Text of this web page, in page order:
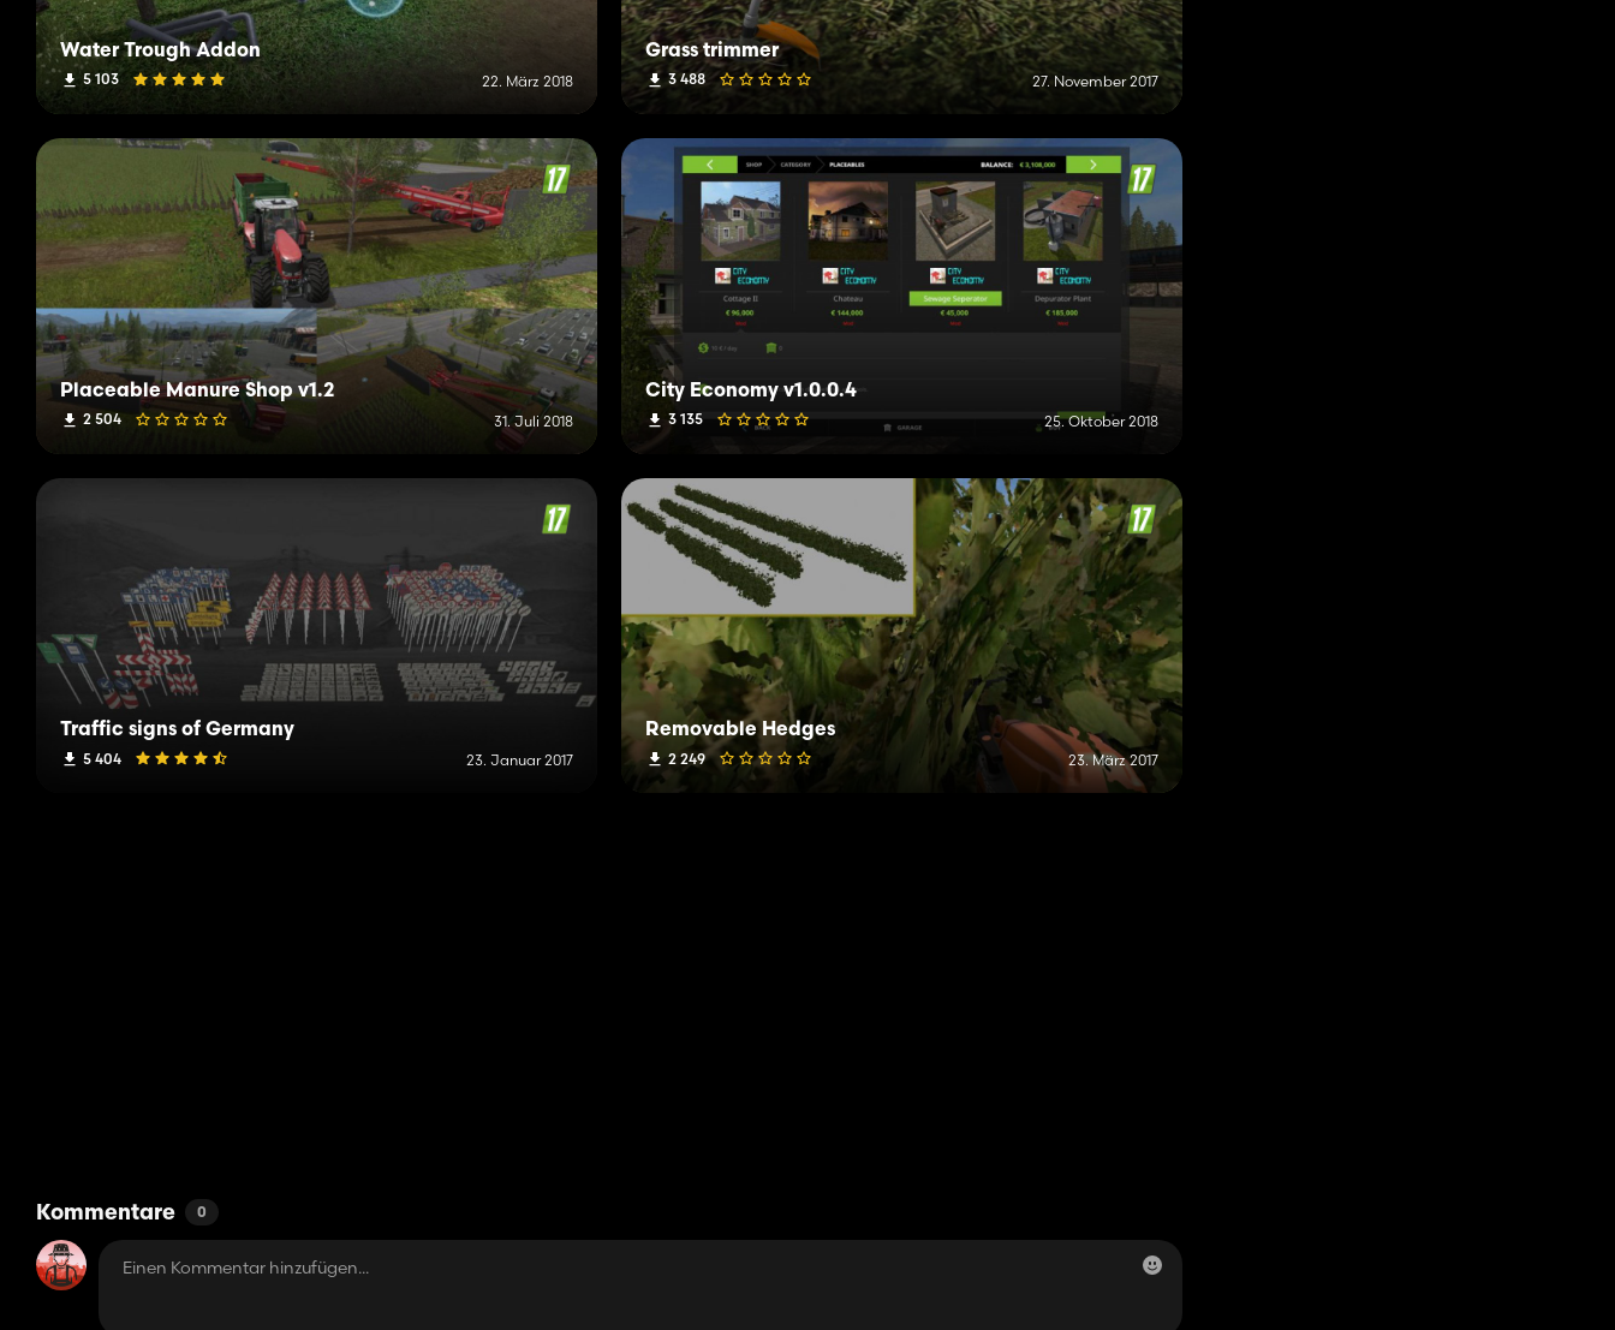
Water Trough Addon
5 103 22. März 2018
Grass trimmer
3 488 27. November 2017
Placeable Manure Shop v1.2
2 504 31. Juli 2018
City Economy v1.0.0.4
3 135 25. Oktober 2018
Traffic signs of Germany
5 404 23. Januar 2017
Removable Hedges
2 249 23. März 2017
Kommentare 0